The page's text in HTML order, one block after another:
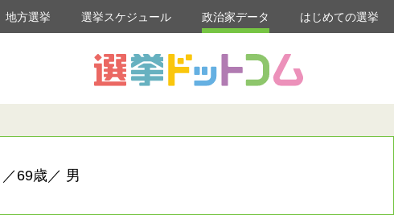
地方選挙 選挙スケジュール 政治家データ はじめての選挙
69歳／ 男